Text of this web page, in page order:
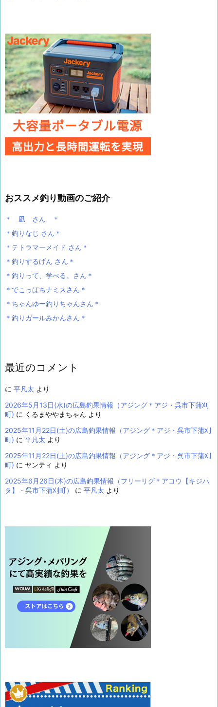
おススメ釣り動画のご紹介
＊ 凪 さん ＊
＊釣りなじ さん＊
＊テトラマーメイド さん＊
＊釣りするげん さん＊
＊釣りって、学べる。さん＊
＊でこっぱちナミスさん＊
＊ちゃんゆー釣りちゃんさん＊
＊釣りガールみかんさん＊
最近のコメント
に 平凡太 より
2026年5月13日(水)の広島釣果情報（アジング＊アジ・呉市下蒲刈
町) に くるまややまちゃん より
2025年11月22日(土)の広島釣果情報（アジング＊アジ・呉市下蒲刈
町) に 平凡太 より
2025年11月22日(土)の広島釣果情報（アジング＊アジ・呉市下蒲刈
町) に ヤンティ より
2025年6月26日(木)の広島釣果情報（フリーリグ＊アコウ【キジハ
タ】・呉市下蒲刈町）
に 平凡太 より